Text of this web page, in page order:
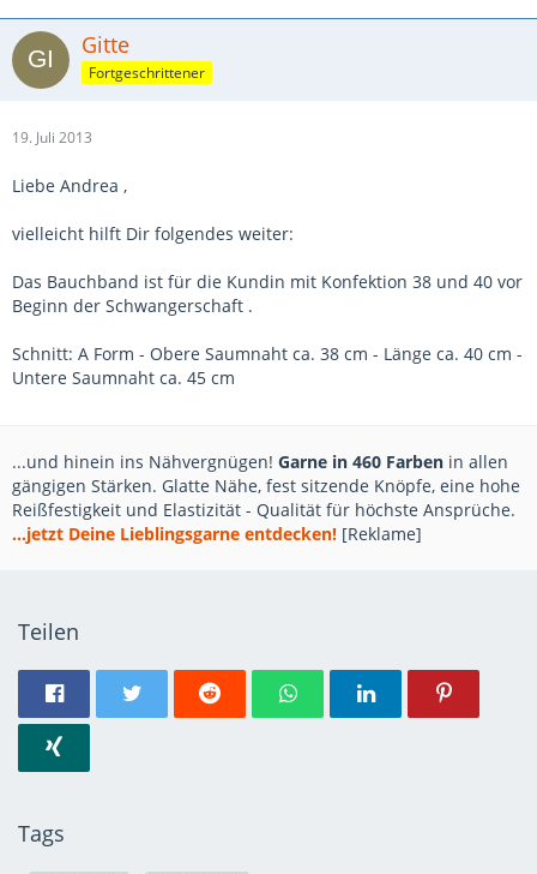
Gitte
Fortgeschrittener
19. Juli 2013
Liebe Andrea ,
vielleicht hilft Dir folgendes weiter:
Das Bauchband ist für die Kundin mit Konfektion 38 und 40 vor
Beginn der Schwangerschaft .
Schnitt: A Form - Obere Saumnaht ca. 38 cm - Länge ca. 40 cm -
Untere Saumnaht ca. 45 cm
...und hinein ins Nähvergnügen! Garne in 460 Farben in allen
gängigen Stärken. Glatte Nähe, fest sitzende Knöpfe, eine hohe
Reißfestigkeit und Elastizität - Qualität für höchste Ansprüche.
...jetzt Deine Lieblingsgarne entdecken! [Reklame]
Teilen
Tags